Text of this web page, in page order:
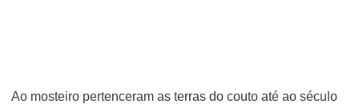
Ao mosteiro pertenceram as terras do couto até ao século